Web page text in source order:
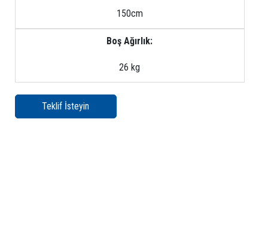
150cm
Boş Ağırlık:
26 kg
Teklif İsteyin